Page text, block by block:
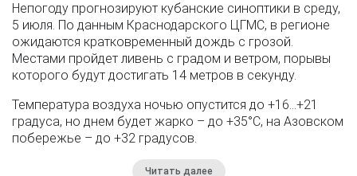
Непогоду прогнозируют кубанские синоптики в среду,
5 июля. По данным Краснодарского ЦГМС, в регионе
ожидаются кратковременный дождь с грозой.
Местами пройдет ливень с градом и ветром, порывы
которого будут достигать 14 метров в секунду.
Температура воздуха ночью опустится до +16…+21
градуса, но днем будет жарко – до +35°С, на Азовском
побережье – до +32 градусов.
Читать далее